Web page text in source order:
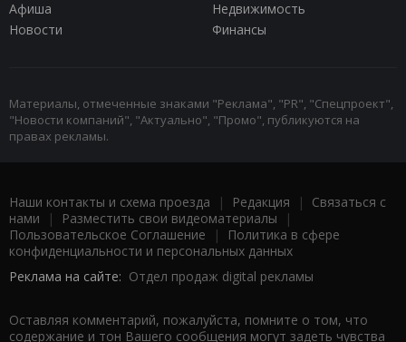
Афиша
Недвижимость
Новости
Финансы
Материалы, отмеченные знаками "Реклама", "PR", "Спецпроект",
"Новости компаний", "Актуально", "Промо", публикуются на
правах рекламы.
Наши контакты и схема проезда | Редакция | Связаться с
нами | Разместить свои видеоматериалы |
Пользовательское Соглашение |
Политика в сфере
конфиденциальности и персональных данных
Реклама на сайте: Отдел продаж digital рекламы
Оставляя комментарий, пожалуйста, помните о том, что
содержание и тон Вашего сообщения могут задеть чувства